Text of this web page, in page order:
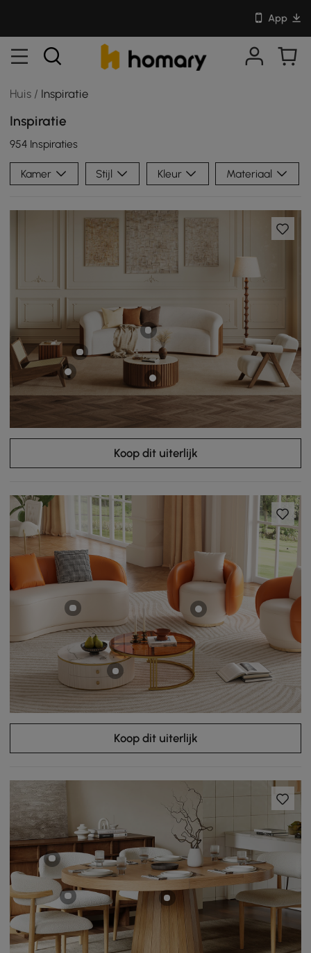
App
Huis / Inspiratie
Inspiratie
954 Inspiraties
Kamer Stijl Kleur Materiaal
Koop dit uiterlijk
Koop dit uiterlijk